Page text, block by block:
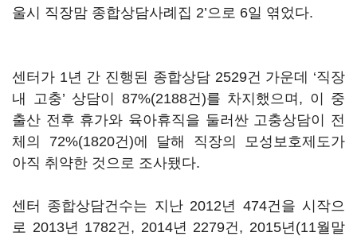
울시 직장맘 종합상담사례집 2’으로 6일 엮었다.
센터가 1년 간 진행된 종합상담 2529건 가운데 ‘직장
내 고충’ 상담이 87%(2188건)를 차지했으며, 이 중
출산 전후 휴가와 육아휴직을 둘러싼 고충상담이 전
체의 72%(1820건)에 달해 직장의 모성보호제도가
아직 취약한 것으로 조사됐다.
센터 종합상담건수는 지난 2012년 474건을 시작으
로 2013년 1782건, 2014년 2279건, 2015년(11월말